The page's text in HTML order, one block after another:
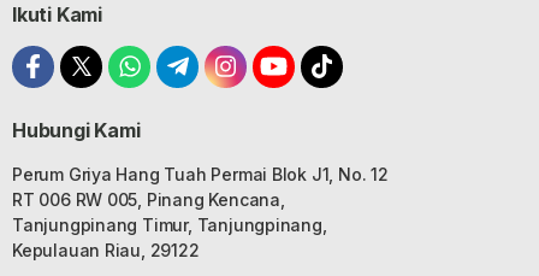
Ikuti Kami
Hubungi Kami
Perum Griya Hang Tuah Permai Blok J1, No. 12
RT 006 RW 005, Pinang Kencana,
Tanjungpinang Timur, Tanjungpinang,
Kepulauan Riau, 29122